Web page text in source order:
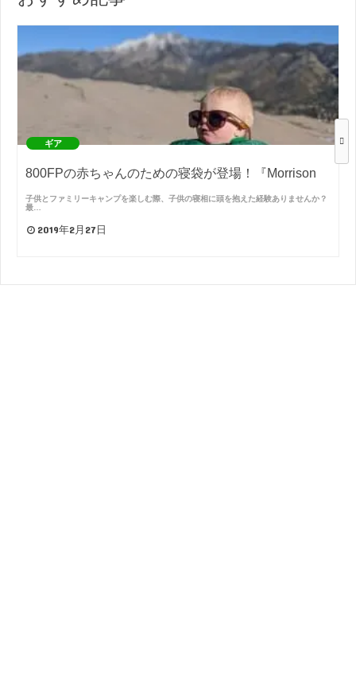
ギア
800FPの赤ちゃんのための寝袋が登場！『Morrison
子供とファミリーキャンプを楽しむ際、子供の寝相に頭を抱えた経験ありませんか？
最…
2019年2月27日